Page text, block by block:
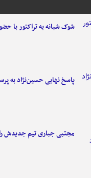
شوک شبانه به تراکتور با
پاسخ نهایی حسین‌نژاد به
مجتبی جباری تیم جدیدش